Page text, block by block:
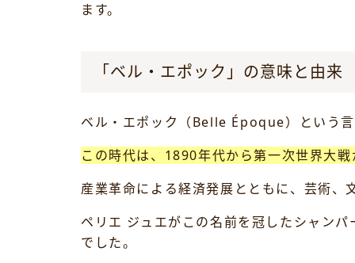
ます。
「ベル・エポック」の意味と由来
ベル・エポック（Belle Époque）という言
この時代は、1890年代から第一次世界大
産業革命による経済発展とともに、芸術、
ペリエ ジュエがこの名前を冠したシャン
でした。